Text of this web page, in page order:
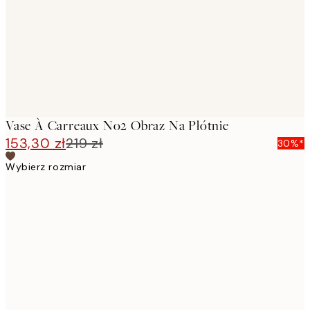
Vase À Carreaux No2 Obraz Na Płótnie
153,30 zł219 zł
30%*
Wybierz rozmiar